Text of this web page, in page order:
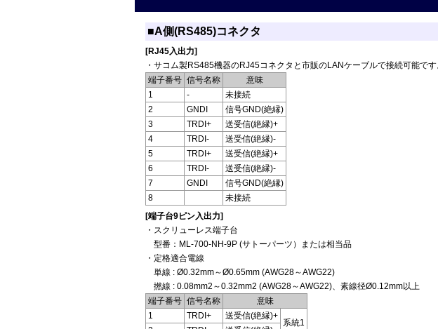
■A側(RS485)コネクタ
[RJ45入出力]
・サコム製RS485機器のRJ45コネクタと市販のLANケーブルで接続可能です
端子番号 信号名称
意味
1
-
未接続
2
GNDI
信号GND(絶縁)
3
TRDI+
送受信(絶縁)+
4
TRDI-
送受信(絶縁)-
5
TRDI+
送受信(絶縁)+
6
TRDI-
送受信(絶縁)-
7
GNDI
信号GND(絶縁)
8
未接続
[端子台9ピン入出力]
・スクリューレス端子台
型番：ML-700-NH-9P (サトーパーツ）または相当品
・定格適合電線
単線 : Ø0.32mm～Ø0.65mm (AWG28～AWG22)
撚線 : 0.08mm2～0.32mm2 (AWG28～AWG22)、素線径Ø0.12mm以上
端子番号 信号名称
意味
1
TRDI+ 送受信(絶縁)+
系統1